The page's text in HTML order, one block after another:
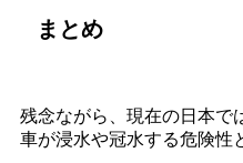
まとめ
残念ながら、現在の日本で
車が浸水や冠水する危険性